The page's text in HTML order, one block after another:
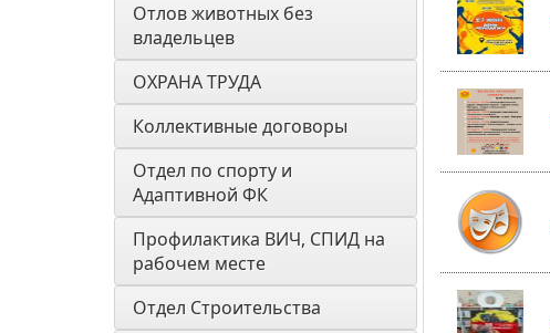
Отлов животных без
владельцев
ОХРАНА ТРУДА
Коллективные договоры
Отдел по спорту и
Адаптивной ФК
Профилактика ВИЧ, СПИД на
рабочем месте
Отдел Строительства